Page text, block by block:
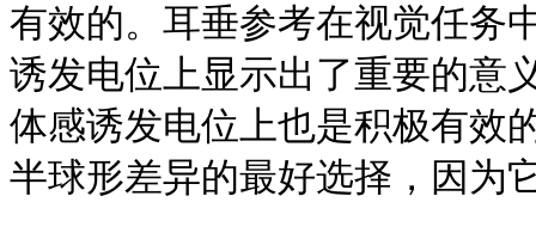
有效的。耳垂参考在视觉任务
诱发电位上显示出了重要的意
体感诱发电位上也是积极有效
半球形差异的最好选择，因为